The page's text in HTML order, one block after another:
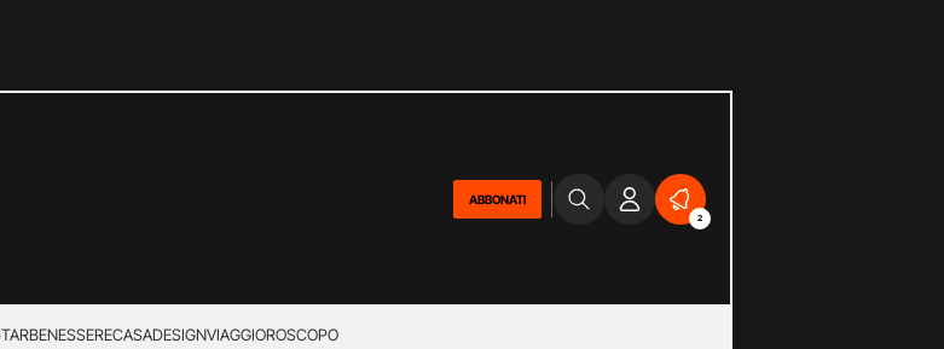
ABBONATI
2
BENESSERECASADESIGNVIAGGIOROSCOPO